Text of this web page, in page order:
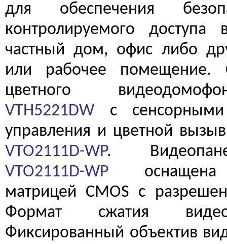
для обеспечения
контролируемого доступа
частный дом, офис либо
или рабочее помещение.
цветного
VTH5221DW с
управления и цветной
VTO2111D-WP.
VTO2111D-WP оснащена
матрицей CMOS с
Формат сжатия
Фиксированный объектив